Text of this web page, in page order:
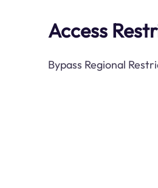
Access
Bypass Regional